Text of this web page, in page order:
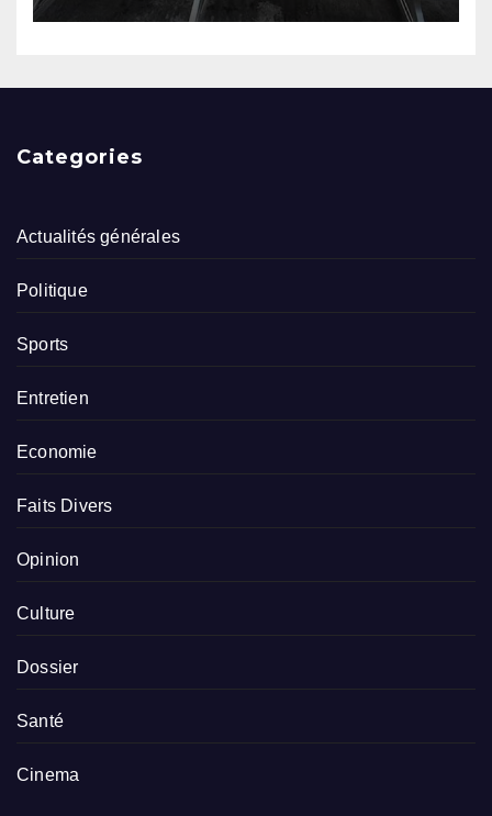
Categories
Actualités générales
Politique
Sports
Entretien
Economie
Faits Divers
Opinion
Culture
Dossier
Santé
Cinema